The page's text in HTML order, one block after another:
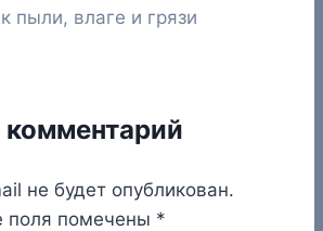
пыли, влаге и грязи
не будет опубликован.
поля помечены *